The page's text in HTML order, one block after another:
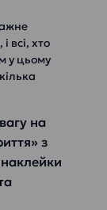
всі, хто
у цьому
на
з